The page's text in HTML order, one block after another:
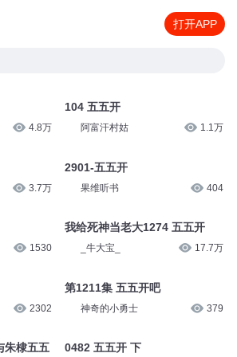
打开APP
4.8万
3.7万
1530
2302
朱棣五五
104 五五开
阿富汗村姑 1.1万
2901-五五开
果维听书 404
我给死神当老大1274 五五开
_牛大宝_ 17.7万
第1211集 五五开吧
神奇的小勇士 379
0482 五五开 下